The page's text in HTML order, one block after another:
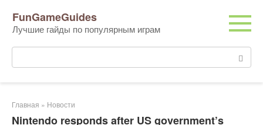
контенту
FunGameGuides
Лучшие гайды по популярным играм
Поиск:
Главная » Новости
Nintendo responds after US government’s